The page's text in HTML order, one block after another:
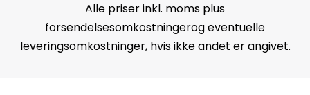
Alle priser inkl. moms plus
forsendelsesomkostningerog eventuelle
leveringsomkostninger, hvis ikke andet er angivet.